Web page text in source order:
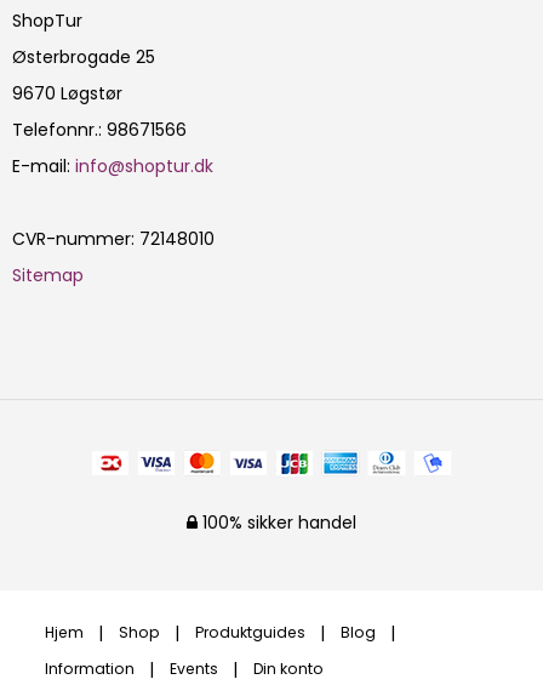
ShopTur
Østerbrogade 25
9670 Løgstør
Telefonnr.: 98671566
E-mail: info@shoptur.dk
CVR-nummer: 72148010
Sitemap
100% sikker handel
Hjem Shop Produktguides
Blog
Information
Events Din konto